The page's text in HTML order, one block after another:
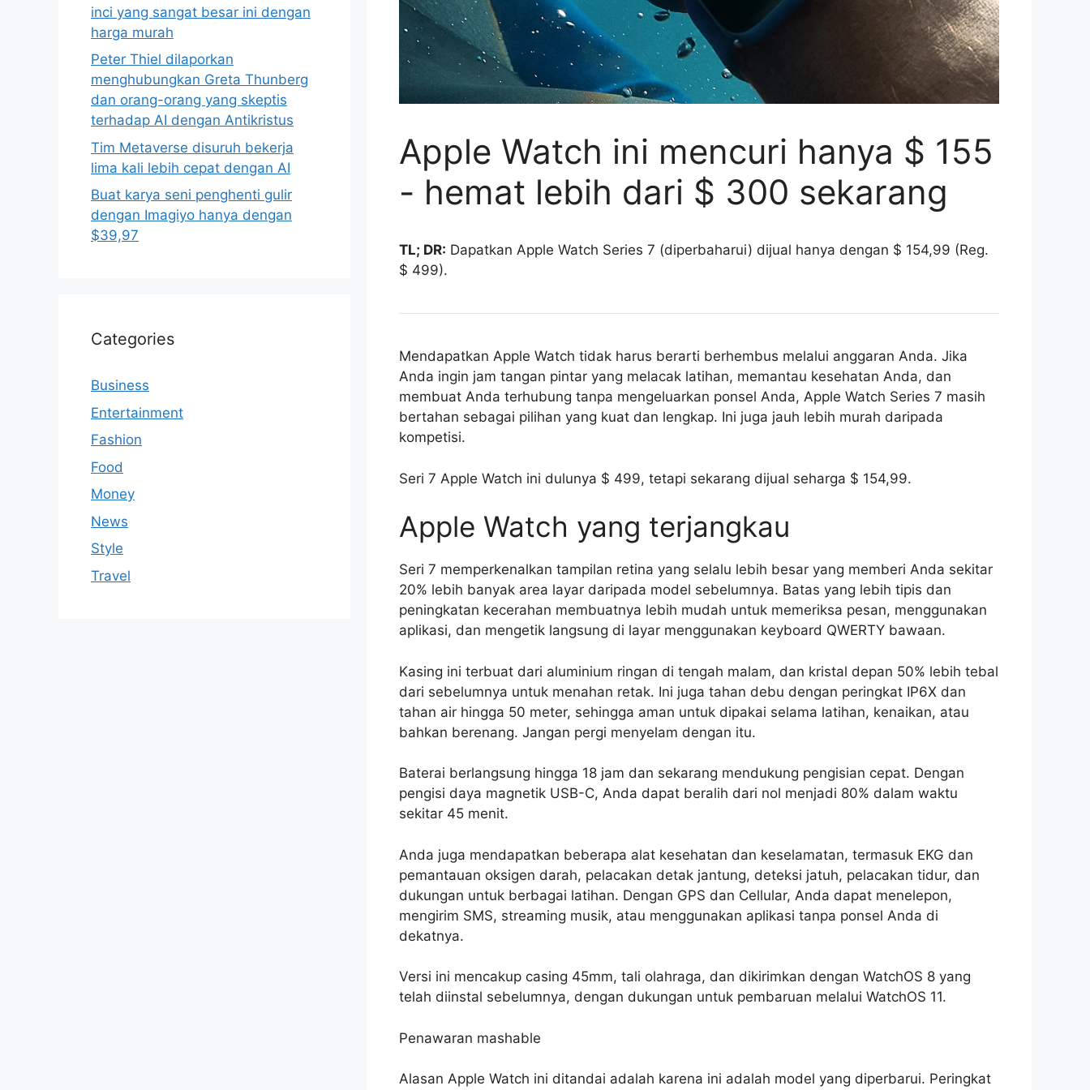
Apple Watch ini mencuri hanya $ 155
- hemat lebih dari $ 300 sekarang
TL; DR: Dapatkan Apple Watch Series 7 (diperbaharui) dijual hanya dengan $ 154,99 (Reg.
$ 499).
Mendapatkan Apple Watch tidak harus berarti berhembus melalui anggaran Anda. Jika
Anda ingin jam tangan pintar yang melacak latihan, memantau kesehatan Anda, dan
membuat Anda terhubung tanpa mengeluarkan ponsel Anda, Apple Watch Series 7 masih
bertahan sebagai pilihan yang kuat dan lengkap. Ini juga jauh lebih murah daripada
kompetisi.
Seri 7 Apple Watch ini dulunya $ 499, tetapi sekarang dijual seharga $ 154,99.
Apple Watch yang terjangkau
Seri 7 memperkenalkan tampilan retina yang selalu lebih besar yang memberi Anda sekitar
20% lebih banyak area layar daripada model sebelumnya. Batas yang lebih tipis dan
peningkatan kecerahan membuatnya lebih mudah untuk memeriksa pesan, menggunakan
aplikasi, dan mengetik langsung di layar menggunakan keyboard QWERTY bawaan.
Kasing ini terbuat dari aluminium ringan di tengah malam, dan kristal depan 50% lebih tebal
dari sebelumnya untuk menahan retak. Ini juga tahan debu dengan peringkat IP6X dan
tahan air hingga 50 meter, sehingga aman untuk dipakai selama latihan, kenaikan, atau
bahkan berenang. Jangan pergi menyelam dengan itu.
Baterai berlangsung hingga 18 jam dan sekarang mendukung pengisian cepat. Dengan
pengisi daya magnetik USB-C, Anda dapat beralih dari nol menjadi 80% dalam waktu
sekitar 45 menit.
Anda juga mendapatkan beberapa alat kesehatan dan keselamatan, termasuk EKG dan
pemantauan oksigen darah, pelacakan detak jantung, deteksi jatuh, pelacakan tidur, dan
dukungan untuk berbagai latihan. Dengan GPS dan Cellular, Anda dapat menelepon,
mengirim SMS, streaming musik, atau menggunakan aplikasi tanpa ponsel Anda di
dekatnya.
Versi ini mencakup casing 45mm, tali olahraga, dan dikirimkan dengan WatchOS 8 yang
telah diinstal sebelumnya, dengan dukungan untuk pembaruan melalui WatchOS 11.
Penawaran mashable
Alasan Apple Watch ini ditandai adalah karena ini adalah model yang diperbarui. Peringkat
inci yang sangat besar ini dengan
harga murah
Peter Thiel dilaporkan
menghubungkan Greta Thunberg
dan orang-orang yang skeptis
terhadap AI dengan Antikristus
Tim Metaverse disuruh bekerja
lima kali lebih cepat dengan AI
Buat karya seni penghenti gulir
dengan Imagiyo hanya dengan
$39,97
Categories
Business
Entertainment
Fashion
Food
Money
News
Style
Travel